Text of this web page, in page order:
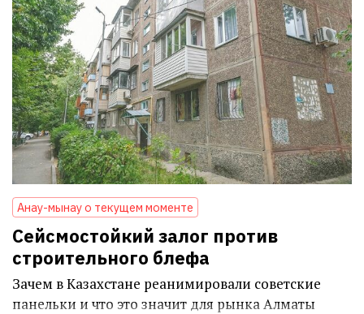
Анау-мынау о текущем моменте
Сейсмостойкий залог против
строительного блефа
Зачем в Казахстане реанимировали советские
панельки и что это значит для рынка Алматы